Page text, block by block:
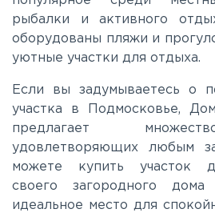
Новорязанское
Носовихинское
Пятницкое
рыбалки и активного
оборудованы пляжи и
уютные участки для отдыха.
Если вы задумываетесь о
участка в Подмосковье,
предлагает
удовлетворяющих любым
можете купить участок
своего загородного
идеальное место для